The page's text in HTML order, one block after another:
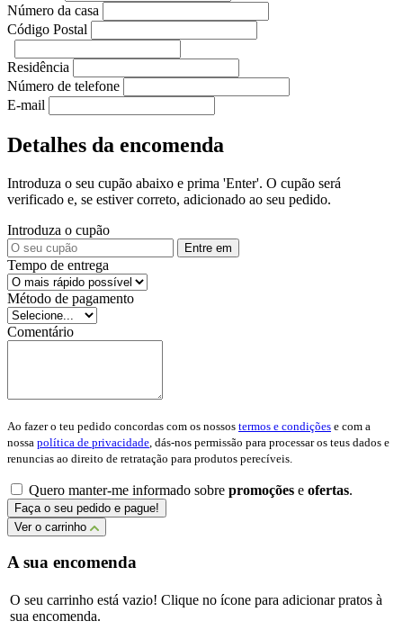
Número da casa
Código Postal
Residência
Número de telefone
E-mail
Detalhes da encomenda
Introduza o seu cupão abaixo e prima 'Enter'. O cupão será
verificado e, se estiver correto, adicionado ao seu pedido.
Introduza o cupão
Entre em
Tempo de entrega
Método de pagamento
Comentário
Ao fazer o teu pedido concordas com os nossos termos e condições e com a
nossa política de privacidade , dás-nos permissão para processar os teus dados e
renuncias ao direito de retratação para produtos perecíveis.
Quero manter-me informado sobre promoções e ofertas.
Faça o seu pedido e pague!
Ver o carrinho
A sua encomenda
O seu carrinho está vazio! Clique no ícone para adicionar pratos à
sua encomenda.